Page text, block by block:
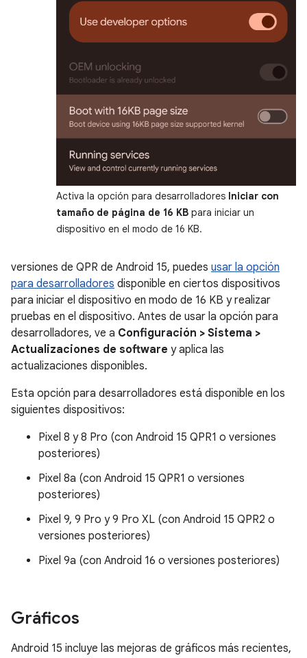
Activa la opción para desarrolladores Iniciar con
tamaño de página de 16 KB para iniciar un
dispositivo en el modo de 16 KB.
versiones de QPR de Android 15, puedes usar la opción
para desarrolladores disponible en ciertos dispositivos
para iniciar el dispositivo en modo de 16 KB y realizar
pruebas en el dispositivo. Antes de usar la opción para
desarrolladores, ve a Configuración > Sistema >
Actualizaciones de software y aplica las
actualizaciones disponibles.
Esta opción para desarrolladores está disponible en los
siguientes dispositivos:
Pixel 8 y 8 Pro (con Android 15 QPR1 o versiones
posteriores)
Pixel 8a (con Android 15 QPR1 o versiones
posteriores)
Pixel 9, 9 Pro y 9 Pro XL (con Android 15 QPR2 o
versiones posteriores)
Pixel 9a (con Android 16 o versiones posteriores)
Gráficos
Android 15 incluye las mejoras de gráficos más recientes,